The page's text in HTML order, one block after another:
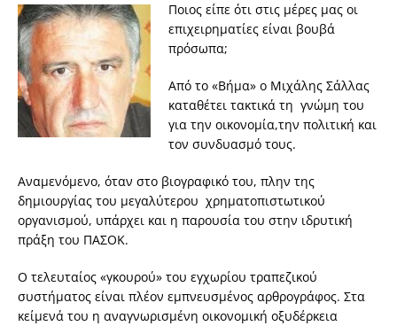
Ποιος είπε ότι στις μέρες μας οι
επιχειρηματίες είναι βουβά
πρόσωπα;
Από το «Βήμα» ο Μιχάλης Σάλλας
καταθέτει τακτικά τη γνώμη του
για την οικονομία,την πολιτική και
τον συνδυασμό τους.
Αναμενόμενο, όταν στο βιογραφικό του, πλην της
δημιουργίας του μεγαλύτερου χρηματοπιστωτικού
οργανισμού, υπάρχει και η παρουσία του στην ιδρυτική
πράξη του ΠΑΣΟΚ.
Ο τελευταίος «γκουρού» του εγχωρίου τραπεζικού
συστήματος είναι πλέον εμπνευσμένος αρθρογράφος. Στα
κείμενά του η αναγνωρισμένη οικονομική οξυδέρκεια